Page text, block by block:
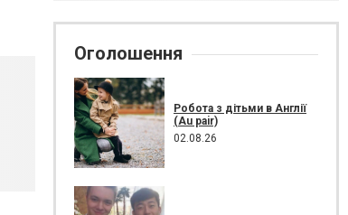
Оголошення
Робота з дітьми в Англії
(Au pair)
02.08.26